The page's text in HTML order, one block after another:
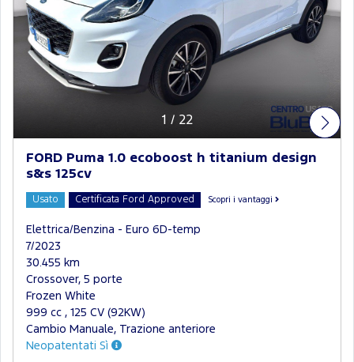
1 / 22
FORD Puma 1.0 ecoboost h titanium design
s&s 125cv
Usato Certificata Ford Approved Scopri i vantaggi
Elettrica/Benzina - Euro 6D-temp
7/2023
30.455 km
Crossover, 5 porte
Frozen White
999 cc , 125 CV (92KW)
Cambio Manuale, Trazione anteriore
Neopatentati Sì